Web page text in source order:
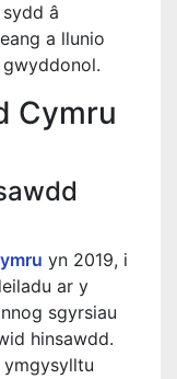
â
a llunio
Cymru
yn 2019, i
ar y
sgyrsiau
hinsawdd.